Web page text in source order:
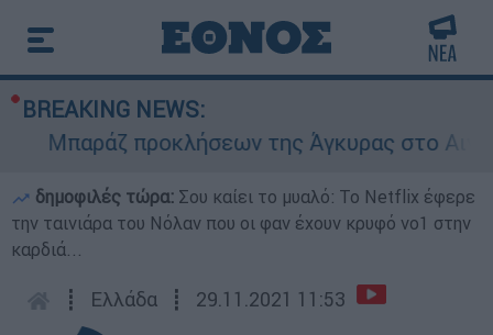
BREAKING NEWS:
Μπαράζ προκλήσεων της Άγκυρας στο
δημοφιλές τώρα: Σου καίει το μυαλό: Το Netflix έφερε
την ταινιάρα του Νόλαν που οι φαν έχουν κρυφό νο1 στην
καρδιά...
┋ Ελλάδα ┋ 29.11.2021 11:53